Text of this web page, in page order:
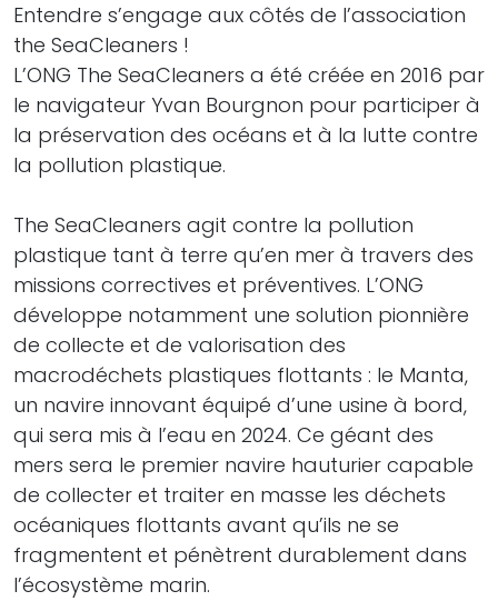
Entendre s’engage aux côtés de l’association
the SeaCleaners !
L’ONG The SeaCleaners a été créée en 2016 par
le navigateur Yvan Bourgnon pour participer à
la préservation des océans et à la lutte contre
la pollution plastique.
The SeaCleaners agit contre la pollution
plastique tant à terre qu’en mer à travers des
missions correctives et préventives. L’ONG
développe notamment une solution pionnière
de collecte et de valorisation des
macrodéchets plastiques flottants : le Manta,
un navire innovant équipé d’une usine à bord,
qui sera mis à l’eau en 2024. Ce géant des
mers sera le premier navire hauturier capable
de collecter et traiter en masse les déchets
océaniques flottants avant qu’ils ne se
fragmentent et pénètrent durablement dans
l’écosystème marin.